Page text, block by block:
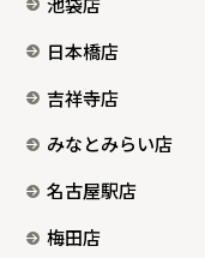
日本橋店
吉祥寺店
みなとみらい店
名古屋駅店
梅田店